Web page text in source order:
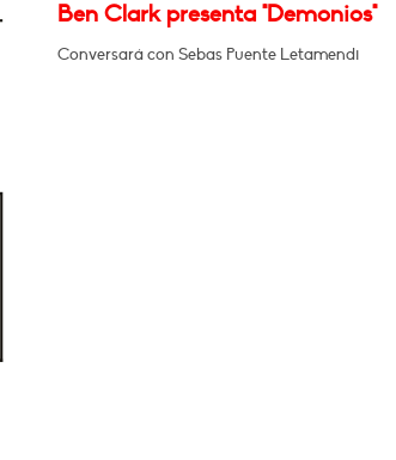
Ben Clark presenta "Demonios"
Conversará con Sebas Puente Letamendi